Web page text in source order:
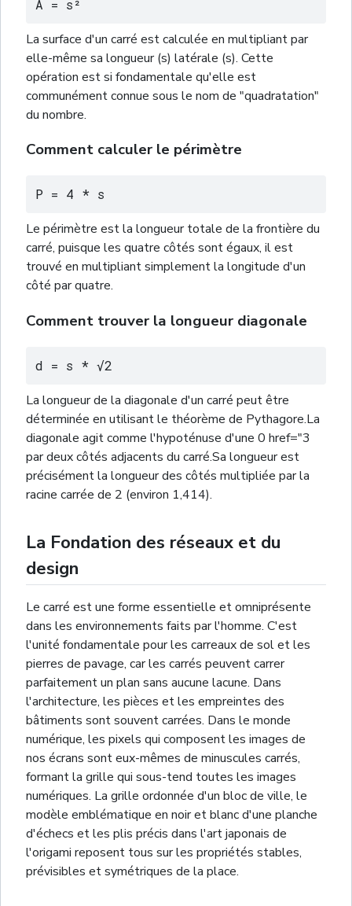
A = s²
La surface d'un carré est calculée en multipliant par
elle-même sa longueur (s) latérale (s). Cette
opération est si fondamentale qu'elle est
communément connue sous le nom de "quadratation"
du nombre.
Comment calculer le périmètre
P = 4 * s
Le périmètre est la longueur totale de la frontière du
carré, puisque les quatre côtés sont égaux, il est
trouvé en multipliant simplement la longitude d'un
côté par quatre.
Comment trouver la longueur diagonale
d = s * √2
La longueur de la diagonale d'un carré peut être
déterminée en utilisant le théorème de Pythagore.La
diagonale agit comme l'hypoténuse d'une 0 href="3
par deux côtés adjacents du carré.Sa longueur est
précisément la longueur des côtés multipliée par la
racine carrée de 2 (environ 1,414).
La Fondation des réseaux et du
design
Le carré est une forme essentielle et omniprésente
dans les environnements faits par l'homme. C'est
l'unité fondamentale pour les carreaux de sol et les
pierres de pavage, car les carrés peuvent carrer
parfaitement un plan sans aucune lacune. Dans
l'architecture, les pièces et les empreintes des
bâtiments sont souvent carrées. Dans le monde
numérique, les pixels qui composent les images de
nos écrans sont eux-mêmes de minuscules carrés,
formant la grille qui sous-tend toutes les images
numériques. La grille ordonnée d'un bloc de ville, le
modèle emblématique en noir et blanc d'une planche
d'échecs et les plis précis dans l'art japonais de
l'origami reposent tous sur les propriétés stables,
prévisibles et symétriques de la place.